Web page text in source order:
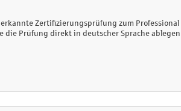
Zertifizierungsprüfung zum Professional
die Prüfung direkt in deutscher Sprache